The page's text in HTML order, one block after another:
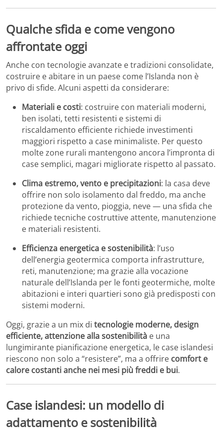
Qualche sfida e come vengono
affrontate oggi
Anche con tecnologie avanzate e tradizioni consolidate,
costruire e abitare in un paese come l’Islanda non è
privo di sfide. Alcuni aspetti da considerare:
Materiali e costi: costruire con materiali moderni,
ben isolati, tetti resistenti e sistemi di
riscaldamento efficiente richiede investimenti
maggiori rispetto a case minimaliste. Per questo
molte zone rurali mantengono ancora l’impronta di
case semplici, magari migliorate rispetto al passato.
Clima estremo, vento e precipitazioni: la casa deve
offrire non solo isolamento dal freddo, ma anche
protezione da vento, pioggia, neve — una sfida che
richiede tecniche costruttive attente, manutenzione
e materiali resistenti.
Efficienza energetica e sostenibilità: l’uso
dell’energia geotermica comporta infrastrutture,
reti, manutenzione; ma grazie alla vocazione
naturale dell’Islanda per le fonti geotermiche, molte
abitazioni e interi quartieri sono già predisposti con
sistemi moderni.
Oggi, grazie a un mix di tecnologie moderne, design
efficiente, attenzione alla sostenibilità e una
lungimirante pianificazione energetica, le case islandesi
riescono non solo a “resistere”, ma a offrire comfort e
calore costanti anche nei mesi più freddi e bui.
Case islandesi: un modello di
adattamento e sostenibilità